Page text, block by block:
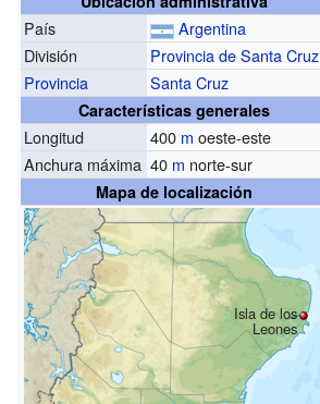
País
Argentina
División
Provincia de Santa Cruz
Provincia
Santa Cruz
Características generales
Longitud 400 m oeste-este
Anchura máxima 40 m norte-sur
Mapa de localización
Isla de los
Leones